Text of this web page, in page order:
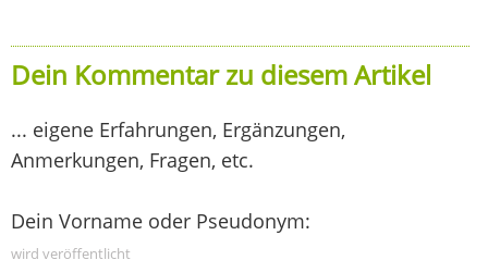
Dein Kommentar zu diesem Artikel
... eigene Erfahrungen, Ergänzungen,
Anmerkungen, Fragen, etc.
Dein Vorname oder Pseudonym:
wird veröffentlicht